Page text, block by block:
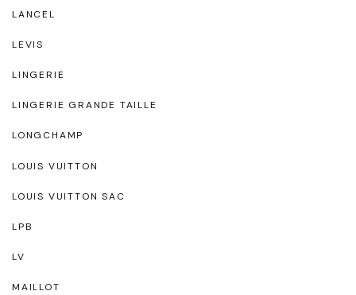
LANCEL
LEVIS
LINGERIE
LINGERIE GRANDE TAILLE
LONGCHAMP
LOUIS VUITTON
LOUIS VUITTON SAC
LPB
LV
MAILLOT